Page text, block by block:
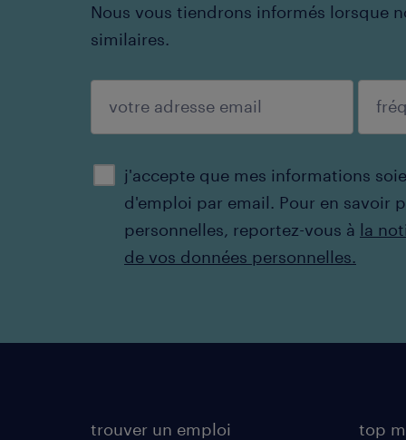
Nous vous tiendrons informés lorsque
similaires.
j'accepte que mes informations
d'emploi par email. ​Pour en savoir
personnelles, reportez-vous à la
de vos données personnelles.
enregistrer
trouver un emploi top